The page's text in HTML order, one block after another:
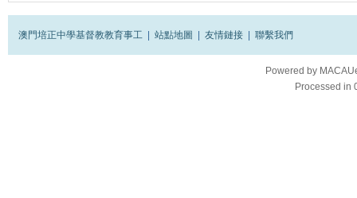
澳門培正中學基督教教育事工 站點地圖 友情鏈接 聯繫我們
Powered by
Processed in